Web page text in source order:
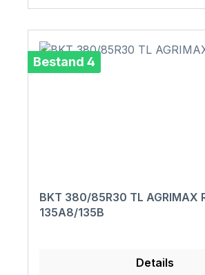
Bestand 4
BKT 380/85R30 TL AGRIMAX
135A8/135B
Details